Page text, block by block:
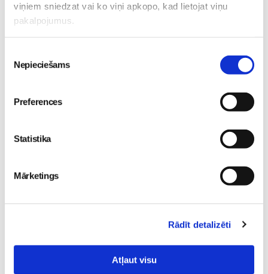
viņiem sniedzat vai ko viņi apkopo, kad lietojat viņu
pakalpojumus.
izvēle
Nepieciešams
Preferences
Statistika
Mārketings
Rādīt detalizēti
Atļaut visu
gaidīts un mīlēts, jo tā ir tikai tava dzīve 😀 Es pati arī
gados) un visi ļoti bieži saka - ārprāts, cik tev liela,
pieaugusi meita -, bet tas tiešām ir forši, jo mamma man
ViKrEm mamma 07. Jan 2017, 11:52
Ļoti jauks raksts. Mani ar manu nu jau lielo puiku no
viegli, gāja visādi, jo mana mamma uzzinot par